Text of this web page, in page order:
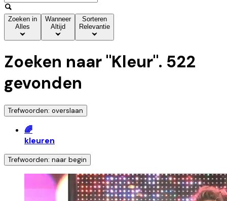
Zoeken in
Alles
Wanneer
Altijd
Sorteren
Relevantie
Zoeken naar "Kleur". 522
gevonden
Trefwoorden: overslaan
🌈
kleuren
Trefwoorden: naar begin